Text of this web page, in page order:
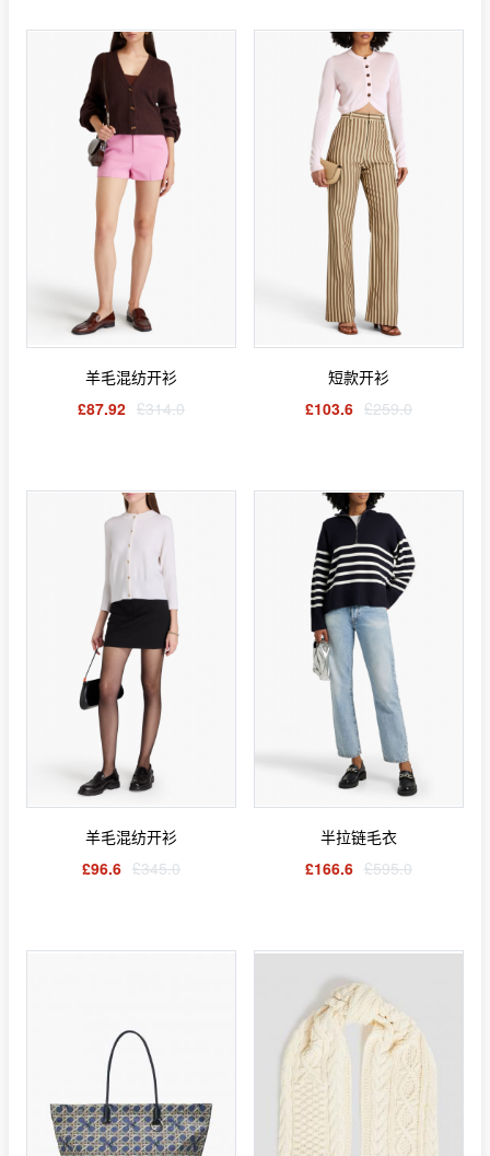
羊毛混纺开衫
£87.92 £314.0
短款开衫
£103.6 £259.0
羊毛混纺开衫
£96.6 £345.0
半拉链毛衣
£166.6 £595.0